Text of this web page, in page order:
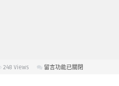
248 Views
在
留言功能已關閉